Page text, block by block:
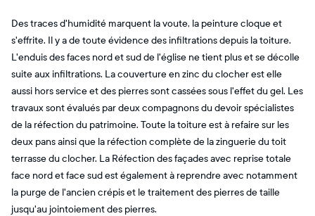
Des traces d'humidité marquent la voute, la peinture cloque et
s'effrite. Il y a de toute évidence des infiltrations depuis la toiture.
L'enduis des faces nord et sud de l'église ne tient plus et se décolle
suite aux infiltrations. La couverture en zinc du clocher est elle
aussi hors service et des pierres sont cassées sous l'effet du gel. Les
travaux sont évalués par deux compagnons du devoir spécialistes
de la réfection du patrimoine. Toute la toiture est à refaire sur les
deux pans ainsi que la réfection complète de la zinguerie du toit
terrasse du clocher. La Réfection des façades avec reprise totale
face nord et face sud est également à reprendre avec notamment
la purge de l'ancien crépis et le traitement des pierres de taille
jusqu'au jointoiement des pierres.